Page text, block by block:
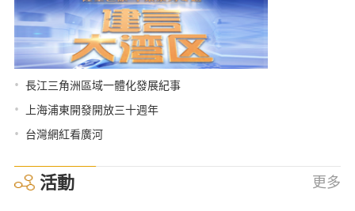
• 長江三角洲區域一體化發展紀事
• 上海浦東開發開放三十週年
• 台灣網紅看廣河
活動 更多